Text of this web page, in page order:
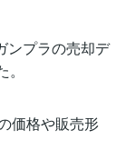
ンプラの売却デ
価格や販売形